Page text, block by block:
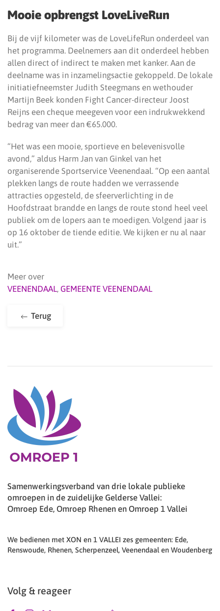
Mooie opbrengst LoveLiveRun
Bij de vijf kilometer was de LoveLifeRun onderdeel van
het programma. Deelnemers aan dit onderdeel hebben
allen direct of indirect te maken met kanker. Aan de
deelname was in inzamelingsactie gekoppeld. De lokale
initiatiefneemster Judith Steegmans en wethouder
Martijn Beek konden Fight Cancer-directeur Joost
Reijns een cheque meegeven voor een indrukwekkend
bedrag van meer dan €65.000.
“Het was een mooie, sportieve en belevenisvolle
avond,” aldus Harm Jan van Ginkel van het
organiserende Sportservice Veenendaal. “Op een aantal
plekken langs de route hadden we verrassende
attracties opgesteld, de sfeerverlichting in de
Hoofdstraat brandde en langs de route stond heel veel
publiek om de lopers aan te moedigen. Volgend jaar is
op 16 oktober de tiende editie. We kijken er nu al naar
uit.”
Meer over
VEENENDAAL, GEMEENTE VEENENDAAL
Terug
Samenwerkingsverband van drie lokale publieke
omroepen in de zuidelijke Gelderse Vallei:
Omroep Ede, Omroep Rhenen en Omroep 1 Vallei
We bedienen met XON en 1 VALLEI zes gemeenten: Ede,
Renswoude, Rhenen, Scherpenzeel, Veenendaal en Woudenberg
Volg & reageer